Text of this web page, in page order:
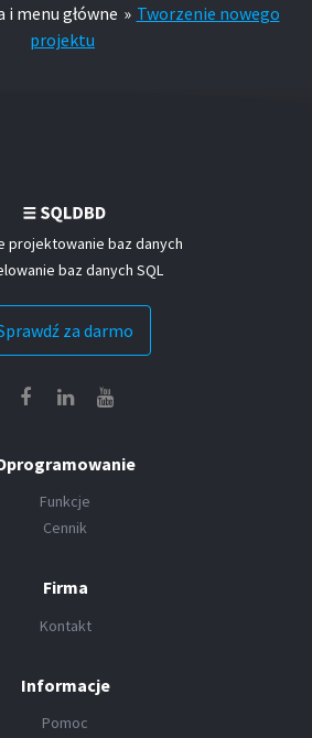
i menu główne » Tworzenie nowego
projektu
projektowanie baz danych
baz danych SQL
za darmo
Funkcje
Cennik
Firma
Kontakt
Informacje
Pomoc